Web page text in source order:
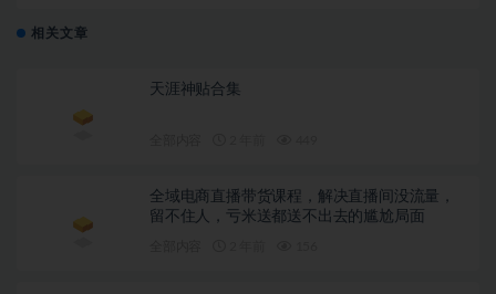
相关文章
天涯神贴合集
全域电商直播带货课程，解决直播间没流量，
留不住人，亏米送都送不出去的尴尬局面